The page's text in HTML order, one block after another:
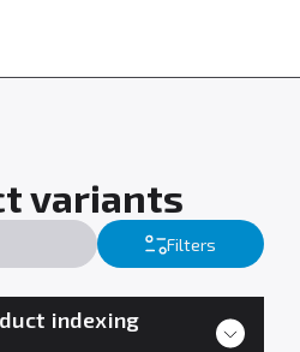
variants
Filters
indexing